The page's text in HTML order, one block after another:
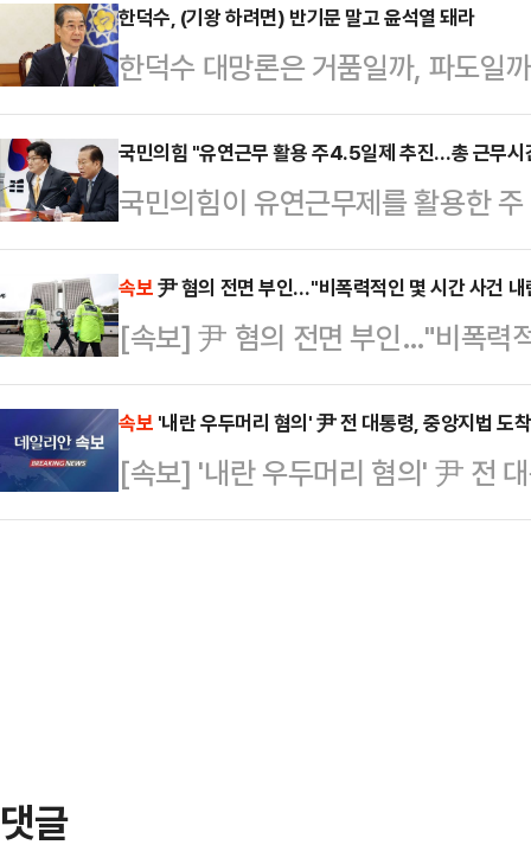
사10-1부(부장판사 이상호 이재신
의처벌등에관한특례법 위반 등 혐
6년을 선고한 원심을 유지했다. 80
했다.A씨는 2023년 4월 자신의 사
여성과 성관계하던 중 연인 B씨에
의를 받고 있다.…
한덕수, (기왕 하려면) 반기문 말고 윤석열 돼라
한덕수 대망론은 거품일까, 파도일
출마 움직임이 있을 때마다 나오는
양지에서만 살고, 공직에 의해 주어
돌팔매를 맞기 시작하면 금방 도중
않는다.실제로 화려하게 떴다가 바
회의론 안줏거리가 되다시피 한 반
그 뒤를 잇는다. 판사-감사원장 출
대선을 돌파한…
국민의힘 "유연근무 활용 주4.5일제 추진…총 근무시
국민의힘이 유연근무제를 활용한
부터 목요일까지 하루 8시간 기본
시간만 근무하는 방식이다. 이러한
감소하지 않는다는 설명이다.권영
에서 열린 비상대책위원회의에서 "
활용한 주 4.5일제를 정책으로 적
면 울산 중구청은 주 40시간 근무
가질 수 있도록 유연근무…
속보尹 혐의 전면 부인…"비폭력적인 몇 시간 사건
[속보] 尹 혐의 전면 부인…"비폭력
속보 '내란 우두머리 혐의' 尹 전 대통령, 중앙지법 도
[속보] '내란 우두머리 혐의' 尹 전
댓글